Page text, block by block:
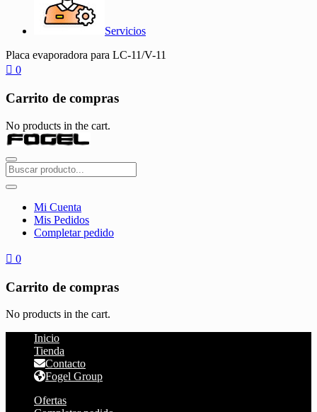
Servicios
Placa evaporadora para LC-11/V-11
0
Carrito de compras
No products in the cart.
Mi Cuenta
Mis Pedidos
Completar pedido
0
Carrito de compras
No products in the cart.
Inicio
Tienda
Contacto
Fogel Group
Ofertas